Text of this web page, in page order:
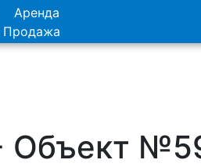
Аренда
Продажа
Объект